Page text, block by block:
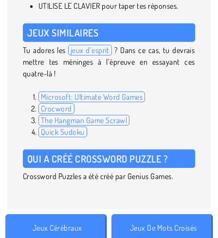
UTILISE LE CLAVIER pour taper tes réponses.
JEUX SIMILAIRES
Tu adores les jeux d’esprit ? Dans ce cas, tu devrais
mettre tes méninges à l’épreuve en essayant ces
quatre-là !
Microsoft: Ultimate Word Games
Crocword
The Hangman Game Scrawl
Quick Sudoku
QUI A CRÉÉ CROSSWORD PUZZLE ?
Crossword Puzzles a été créé par Genius Games.
Jeux Cérébraux Jeux De Mots Croisés